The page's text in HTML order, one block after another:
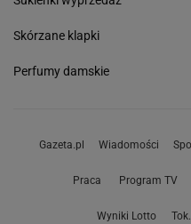
Skórzane klapki
Perfumy damskie
Gazeta.pl Wiadomości
Praca Program TV
Wyniki Lotto